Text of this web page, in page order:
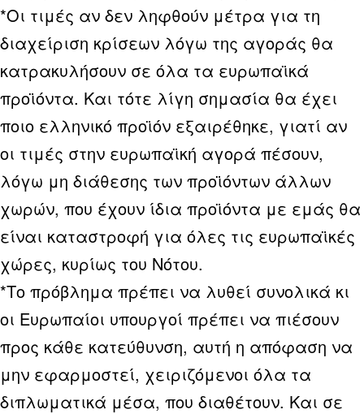
*Οι τιμές αν δεν ληφθούν μέτρα για τη
διαχείριση κρίσεων λόγω της αγοράς θα
κατρακυλήσουν σε όλα τα ευρωπαϊκά
προϊόντα. Και τότε λίγη σημασία θα έχει
ποιο ελληνικό προϊόν εξαιρέθηκε, γιατί αν
οι τιμές στην ευρωπαϊκή αγορά πέσουν,
λόγω μη διάθεσης των προϊόντων άλλων
χωρών, που έχουν ίδια προϊόντα με εμάς θα
είναι καταστροφή για όλες τις ευρωπαϊκές
χώρες, κυρίως του Νότου.
*Το πρόβλημα πρέπει να λυθεί συνολικά κι
οι Ευρωπαίοι υπουργοί πρέπει να πιέσουν
προς κάθε κατεύθυνση, αυτή η απόφαση να
μην εφαρμοστεί, χειριζόμενοι όλα τα
διπλωματικά μέσα, που διαθέτουν. Και σε